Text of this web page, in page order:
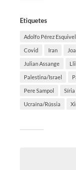
Etiquetes
Adolfo Pérez Esquivel
Covid Iran
Julian Assange
Palestina/Israel
Pere Sampol Síria
Ucraïna/Rússia